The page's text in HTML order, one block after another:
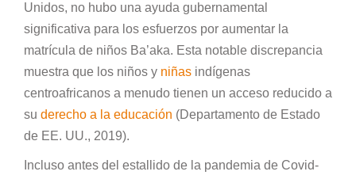
Unidos, no hubo una ayuda gubernamental
significativa para los esfuerzos por aumentar la
matrícula de niños Ba’aka. Esta notable discrepancia
muestra que los niños y niñas indígenas
centroafricanos a menudo tienen un acceso reducido a
su derecho a la educación (Departamento de Estado
de EE. UU., 2019).
Incluso antes del estallido de la pandemia de Covid-